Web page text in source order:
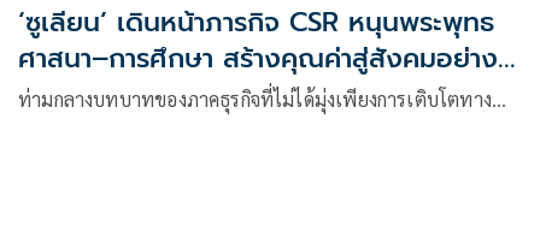
‘ซูเลียน’ เดินหน้าภารกิจ CSR หนุนพระพุทธ
ศาสนา–การศึกษา สร้างคุณค่าสู่สังคมอย่าง
ยั่งยืน
ท่ามกลางบทบาทของภาคธุรกิจที่ไม่ได้มุ่งเพียงการเติบโตทาง…